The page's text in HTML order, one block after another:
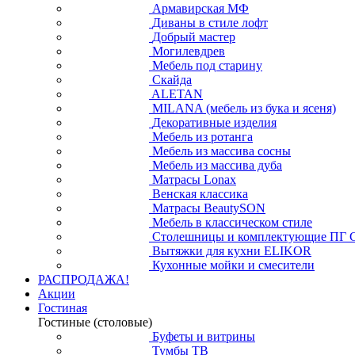
Армавирская МФ
Диваны в стиле лофт
Добрый мастер
Могилевдрев
Мебель под старину
Скайда
ALETAN
MILANA (мебель из бука и ясеня)
Декоративные изделия
Мебель из ротанга
Мебель из массива сосны
Мебель из массива дуба
Матрасы Lonax
Венская классика
Матрасы BeautySON
Мебель в классическом стиле
Столешницы и комплектующие ПГ
Вытяжки для кухни ELIKOR
Кухонные мойки и смесители
РАСПРОДАЖА!
Акции
Гостиная
Гостиные (столовые)
Буфеты и витрины
Тумбы ТВ